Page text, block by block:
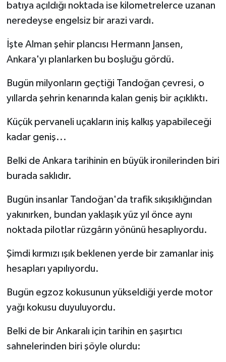
batıya açıldığı noktada ise kilometrelerce uzanan
neredeyse engelsiz bir arazi vardı.
İşte Alman şehir plancısı Hermann Jansen,
Ankara'yı planlarken bu boşluğu gördü.
Bugün milyonların geçtiği Tandoğan çevresi, o
yıllarda şehrin kenarında kalan geniş bir açıklıktı.
Küçük pervaneli uçakların iniş kalkış yapabileceği
kadar geniş...
Belki de Ankara tarihinin en büyük ironilerinden biri
burada saklıdır.
Bugün insanlar Tandoğan'da trafik sıkışıklığından
yakınırken, bundan yaklaşık yüz yıl önce aynı
noktada pilotlar rüzgârın yönünü hesaplıyordu.
Şimdi kırmızı ışık beklenen yerde bir zamanlar iniş
hesapları yapılıyordu.
Bugün egzoz kokusunun yükseldiği yerde motor
yağı kokusu duyuluyordu.
Belki de bir Ankaralı için tarihin en şaşırtıcı
sahnelerinden biri şöyle olurdu: